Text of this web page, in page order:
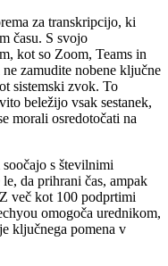
za transkripcijo, ki
času. S svojo
kot so Zoom, Teams in
zamudite nobene ključne
sistemski zvok. To
beležijo vsak sestanek,
morali osredotočati na
s številnimi
da prihrani čas, ampak
več kot 100 podprtimi
omogoča urednikom,
ključnega pomena v